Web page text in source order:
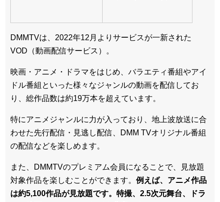
DMMTVは、2022年12月よりサービスが一新された
VOD（動画配信サービス）。
映画・アニメ・ドラマをはじめ、バラエティ番組やアイ
ドル番組といった様々なジャンルの動画を配信してお
り、総作品数は約19万本を超えています。
特にアニメジャンルに力が入っており、地上波放送に合
わせた先行配信・見逃し配信、DMM TVオリジナル番組
の配信などを楽しめます。
また、DMMTVのプレミアム会員になることで、見放題
対象作品を楽しむことができます。 例えば、アニメ作品
は約5,100作品が見放題です。特撮、2.5次元舞台、ドラ